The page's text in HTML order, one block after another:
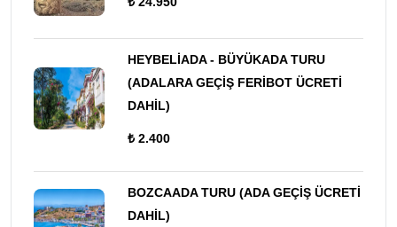
HEYBELİADA - BÜYÜKADA TURU
(ADALARA GEÇİŞ FERİBOT ÜCRETİ
DAHİL)
₺ 2.400
BOZCAADA TURU (ADA GEÇİŞ ÜCRETİ
DAHİL)